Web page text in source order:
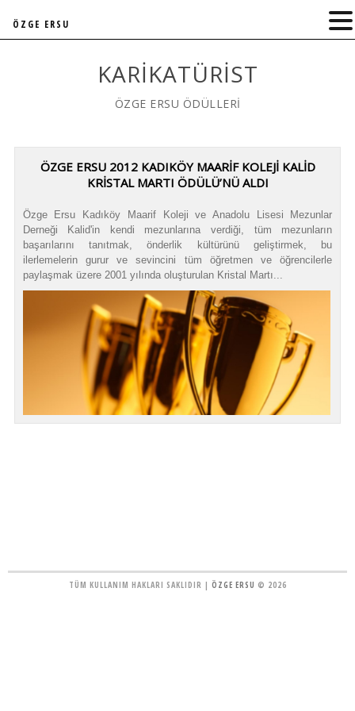
KARIKATÜRIST
ÖZGE ERSU ÖDÜLLERİ
ÖZGE ERSU 2012 KADIKÖY MAARİF KOLEJİ KALİD
KRİSTAL MARTI ÖDÜLÜ’NÜ ALDI
Özge Ersu Kadıköy Maarif Koleji ve Anadolu Lisesi Mezunlar
Derneği Kalid'in kendi mezunlarına verdiği, tüm mezunların
başarılarını tanıtmak, önderlik kültürünü geliştirmek, bu
ilerlemelerin gurur ve sevincini tüm öğretmen ve öğrencilerle
paylaşmak üzere 2001 yılında oluşturulan Kristal Martı...
TÜM KULLANIM HAKLARI SAKLIDIR | ÖZGE ERSU © 2026
ÖZGE ERSU